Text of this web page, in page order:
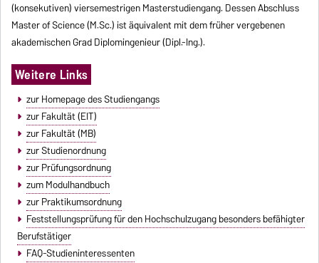
(konsekutiven) viersemestrigen Masterstudiengang. Dessen Abschluss
Master of Science (M.Sc.) ist äquivalent mit dem früher vergebenen
akademischen Grad Diplomingenieur (Dipl.-Ing.).
Weitere Links
zur Homepage des Studiengangs
zur Fakultät (EIT)
zur Fakultät (MB)
zur Studienordnung
zur Prüfungsordnung
zum Modulhandbuch
zur Praktikumsordnung
Feststellungsprüfung für den Hochschulzugang besonders befähigter
Berufstätiger
FAQ-Studieninteressenten